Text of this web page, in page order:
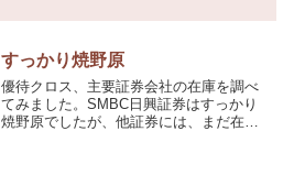
すっかり焼野原
優待クロス、主要証券会社の在庫を調べ
てみました。SMBC日興証券はすっかり
焼野原でしたが、他証券には、まだ在庫